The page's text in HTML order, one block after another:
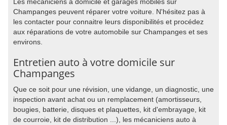
Les mécaniciens à domicile et garages mobiles sur
Champanges peuvent réparer votre voiture. N'hésitez pas à
les contacter pour connaitre leurs disponibilités et procédez
aux réparations de votre automobile sur Champanges et ses
environs.
Entretien auto à votre domicile sur
Champanges
Que ce soit pour une révision, une vidange, un diagnostic, une
inspection avant achat ou un remplacement (amortisseurs,
bougies, batterie, disques et plaquettes, kit d'embrayage, kit
de courroie, kit de distribution ...), les mécaniciens auto à